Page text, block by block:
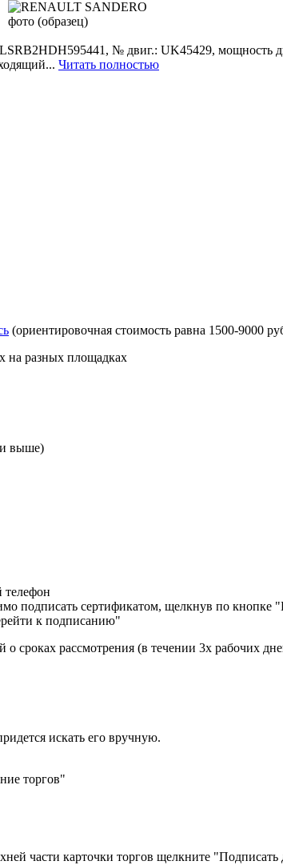
№ двиг.: UK45429, мощность
Читать полностью
(ориентировочная стоимость равна 1500-9000
на разных площадках
выше)
подписать сертификатом, щелкнув по кнопке
к подписанию"
сроках рассмотрения (в течении 3х рабочих
искать его вручную.
торгов"
части карточки торгов щелкните "Подписать